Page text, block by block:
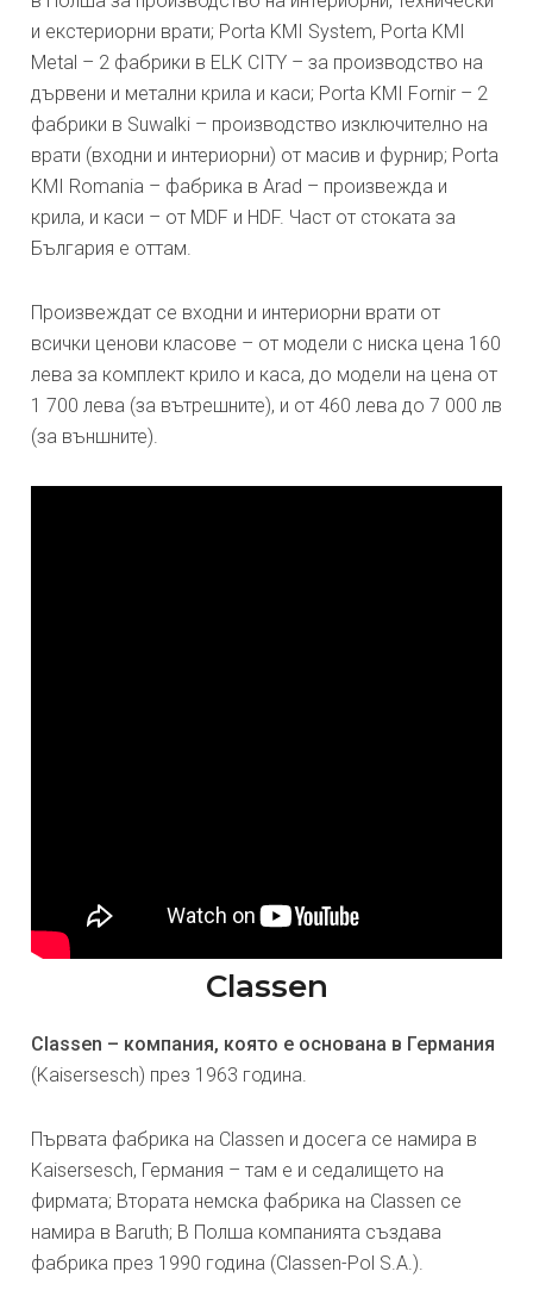
и екстериорни врати; Porta KMI System, Porta KMI
Metal – 2 фабрики в ELK CITY – за производство на
дървени и метални крила и каси; Porta KMI Fornir – 2
фабрики в Suwalki – производство изключително на
врати (входни и интериорни) от масив и фурнир; Porta
KMI Romania – фабрика в Arad – произвежда и
крила, и каси – от MDF и HDF. Част от стоката за
България е оттам.
Произвеждат се входни и интериорни врати от
всички ценови класове – от модели с ниска цена 160
лева за комплект крило и каса, до модели на цена от
1 700 лева (за вътрешните), и от 460 лева до 7 000 лв
(за външните).
Classen
Classen – компания, която е основана в Германия
(Kaisersesch) през 1963 година.
Първата фабрика на Classen и досега се намира в
Kaisersesch, Германия – там е и седалището на
фирмата; Втората немска фабрика на Classen се
намира в Baruth; В Полша компанията създава
фабрика през 1990 година (Classen-Pol S.A.).